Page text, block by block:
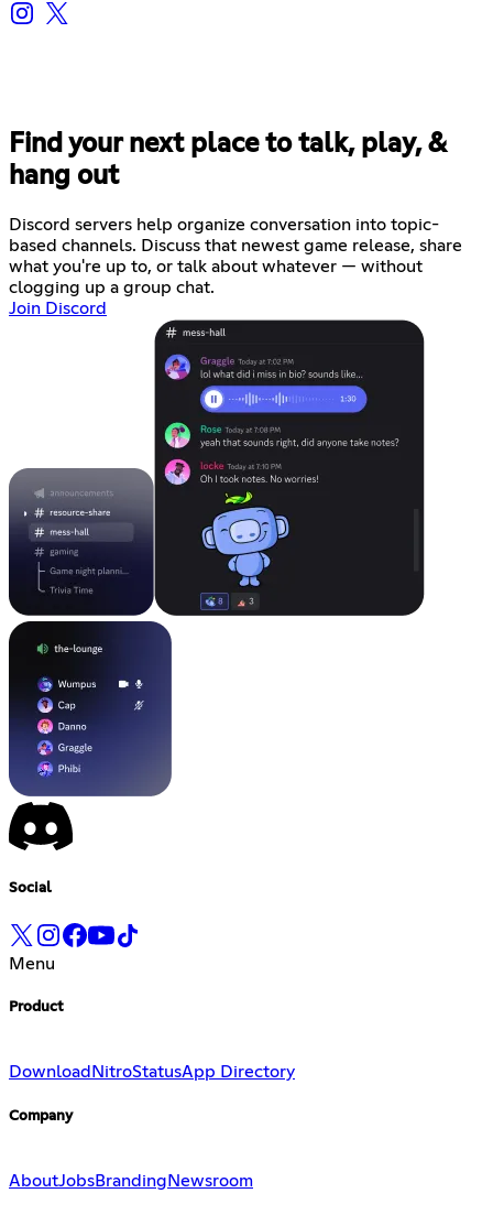
Find your next place to talk, play, &
hang out
Discord servers help organize conversation into topic-
based channels. Discuss that newest game release, share
what you're up to, or talk about whatever — without
clogging up a group chat.
Join Discord
Social
Menu
Product
Download NitroStatusApp Directory
Company
AboutJobsBranding Newsroom